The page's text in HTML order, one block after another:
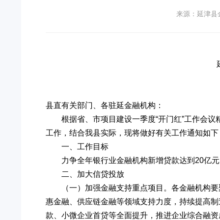
来源：延津县
县直有关部门、各驻延金融机构：
根据省、市项目建设一季度“开门红”工作会
工作，结合我县实际，现将做好有关工作通知如下
一、工作目标
力争全年银行业金融机构新增贷款达到20亿
二、加大信贷投放
（一）加强金融支持重点项目。各金融机构
惠金融、供应链金融等领域支持力度，持续提高
款、小微企业首贷等全面提升，推进企业综合融